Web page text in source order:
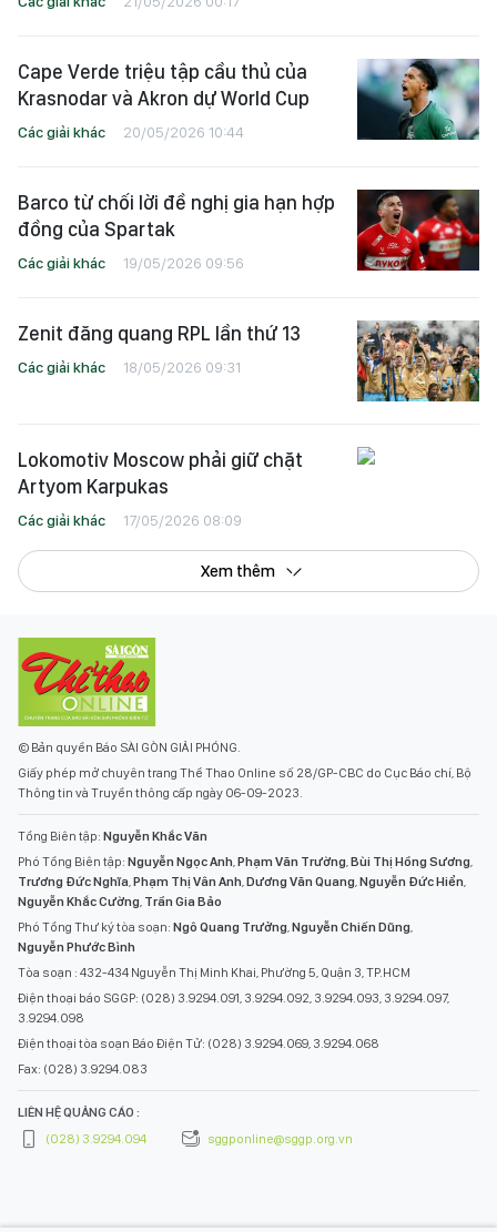
Cape Verde triệu tập cầu thủ của
Krasnodar và Akron dự World Cup
Các giải khác 20/05/2026 10:44
Barco từ chối lời đề nghị gia hạn hợp
đồng của Spartak
Các giải khác 19/05/2026 09:56
Zenit đăng quang RPL lần thứ 13
Các giải khác 18/05/2026 09:31
Lokomotiv Moscow phải giữ chặt
Artyom Karpukas
Các giải khác 17/05/2026 08:09
Xem thêm
© Bản quyền Báo SÀI GÒN GIẢI PHÓNG.
Giấy phép mở chuyên trang Thể Thao Online số 28/GP-CBC do Cục Báo chí, Bộ
Thông tin và Truyền thông cấp ngày 06-09-2023.
Tổng Biên tập: Nguyễn Khắc Văn
Phó Tổng Biên tập: Nguyễn Ngọc Anh,Phạm Văn Trường,Bùi Thị Hồng Sương,
Trương Đức Nghĩa,Phạm Thị Vân Anh,Dương Văn Quang,Nguyễn Đức Hiển,
Nguyễn Khắc Cường, Trần Gia Bảo
Phó Tổng Thư ký tòa soạn: Ngô Quang Trưởng,Nguyễn Chiến Dũng,
Nguyễn Phước Bình
Tòa soạn : 432-434 Nguyễn Thị Minh Khai, Phường 5, Quận 3, TP.HCM
Điện thoại báo SGGP: (028) 3.9294.091, 3.9294.092, 3.9294.093, 3.9294.097,
3.9294.098
Điện thoại tòa soạn Báo Điện Tử: (028) 3.9294.069, 3.9294.068
Fax: (028) 3.9294.083
LIÊN HỆ QUẢNG CÁO :
(028) 3.9294.094
sggponline@sggp.org.vn